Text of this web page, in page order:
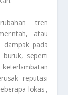
tren
atau
dampak pada
buruk, seperti
keterlambatan
reputasi
lokasi,